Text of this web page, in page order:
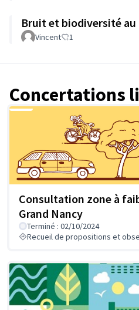
Bruit et biodiversité au
Vincent 1
Concertations
Consultation zone à
Grand Nancy
Terminé : 02/10/2024
Recueil de propositions et